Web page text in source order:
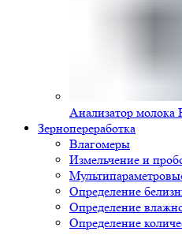
Анализатор молока
Зернопереработка
Влагомеры
Измельчение и
Определение
Определение
Определение